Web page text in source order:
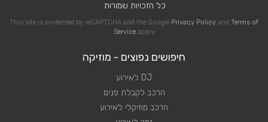
כל הזכויות שמורות.
This site is protected by reCAPTCHA and the Google Privacy Policy and Terms of
Serviceapply
חיפושים נפוצים - מוזיקה
DJ לאירוע
הרכב לקבלת פנים
הרכב מוזיקלי לאירוע